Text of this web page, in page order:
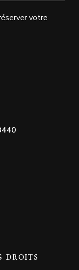
votre
DROITS